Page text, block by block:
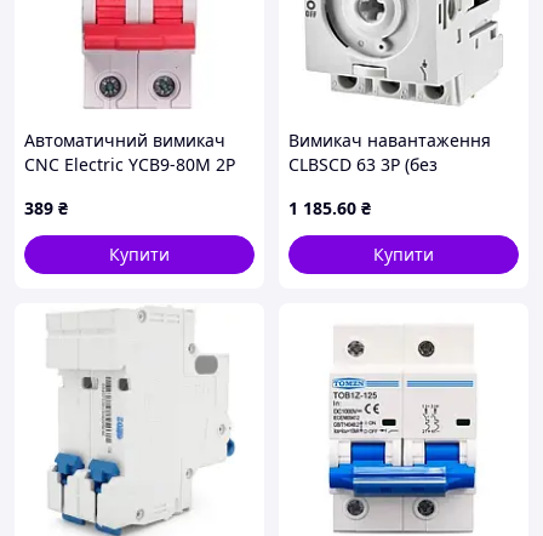
Автоматичний вимикач
CNC Electric YCB9-80M 2P
389 ₴
Купити
Вимикач навантаження
CLBSCD 63 3P (без
1 185.60 ₴
Купити